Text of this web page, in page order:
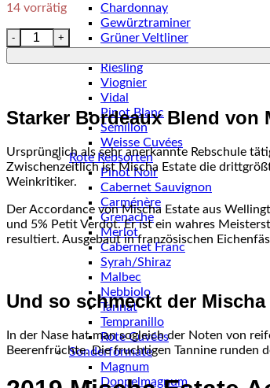
Chardonnay
Gewürztraminer
Grüner Veltliner
Riesling
Viognier
Vidal
Pinot Blanc
Sémillon
Weisse Cuvées
Rote Rebsorten
Pinot Noir
Cabernet Sauvignon
Carménère
Grenache
Merlot
Cabernet Franc
Syrah/Shiraz
Malbec
Nebbiolo
Tannat
Tempranillo
Rote Cuvées
Sonderformate
Magnum
Doppelmagnum
14 vorrätig
2019 Mischa Estate Accordance Menge
Starker Bordeaux Blend von
Ursprünglich als sehr anerkannte Rebschule
Zwischenzeitlich ist Mischa Estate die
Weinkritiker.
Der Accordance von Mischa Estate aus
und 5% Petit Verdot. Er ist ein wahres
resultiert. Ausgebaut in französischen
Und so schmeckt der
In der Nase hat man sogleich der Noten von
Beerenfrüchte. Die fruchtigen Tannine runden